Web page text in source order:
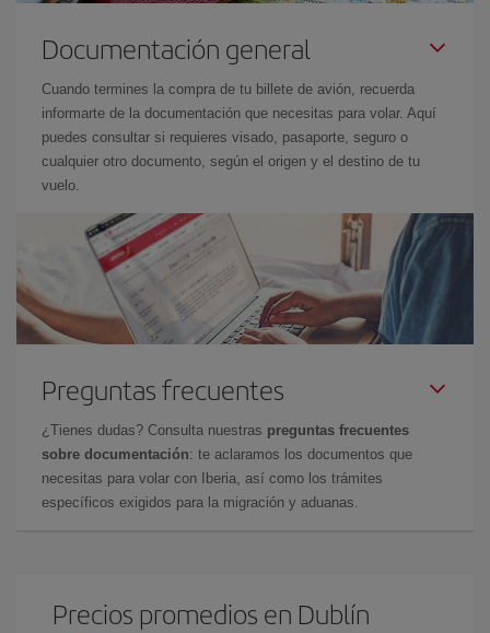
Documentación general
Cuando termines la compra de tu billete de avión, recuerda
informarte de la documentación que necesitas para volar. Aquí
puedes consultar si requieres visado, pasaporte, seguro o
cualquier otro documento, según el origen y el destino de tu
vuelo.
Preguntas frecuentes
¿Tienes dudas? Consulta nuestras preguntas frecuentes
sobre documentación: te aclaramos los documentos que
necesitas para volar con Iberia, así como los trámites
específicos exigidos para la migración y aduanas.
Precios promedios en Dublín